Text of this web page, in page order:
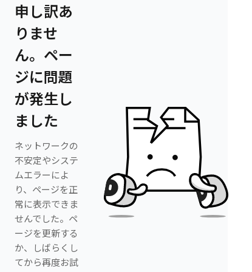
申し訳あ
りませ
ん。ペー
ジに問題
が発生し
ました
ネットワークの
不安定やシステ
ムエラーによ
り、ページを正
常に表示できま
せんでした。ペ
ージを更新する
か、しばらくし
てから再度お試